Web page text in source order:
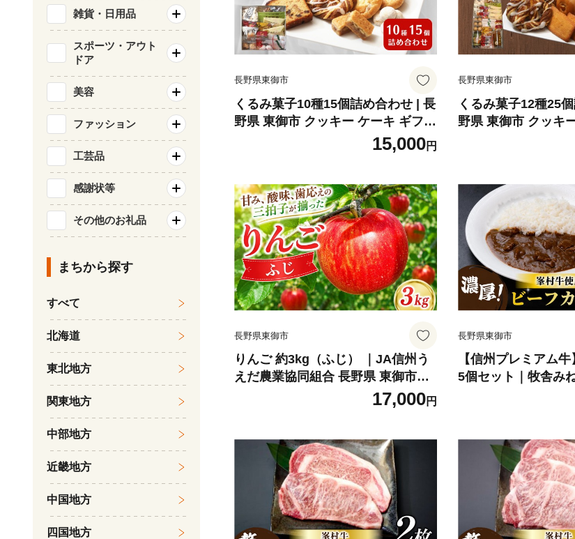
長野県東御市
くるみ菓子10種15個詰め合わせ | 長
野県 東御市 クッキー ケーキ ギフト
お取り寄せ【御菓子処花岡】15,000円
長野県東御市
くるみ菓子12種25
野県 東御市 クッキ
お取り寄せ【御菓子
長野県東御市
りんご 約3kg（ふじ） ｜JA信州う
えだ農業協同組合 長野県 東御市産
※11月下旬～12月中旬頃に順次発
17,000円
長野県東御市
【信州プレミアム
5個セット｜牧舎み
雑貨・日用品
スポーツ・アウト
ドア
美容
ファッション
工芸品
感謝状等
その他のお礼品
まちから探す
すべて
北海道
東北地方
関東地方
中部地方
近畿地方
中国地方
四国地方